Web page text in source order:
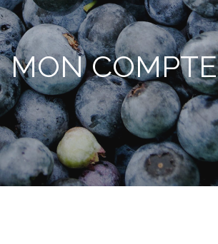
L’ESPRIT ROY TROCARD
NOS VINS
BOUTIQUE
OÙ TROUVER NOS VINS ?
ACTUALITÉS
CONTACT
FR
MON COMPTE